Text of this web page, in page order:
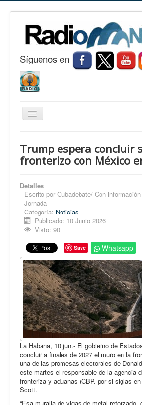
Síguenos en
Cambiar
Nuevitas
Conozca Nuevitas
Fotorreportaje
Opinión
Medio Ambiente
Ciencia, tecnología y curiosidades
Francés
Inglés
Desempolvando la historia
Trump espera concluir
fronterizo con México
Detalles
Escrito por Cubadebate/ Con
Jornada
Categoría: Noticias
Publicado: 10 Junio 2026
Visto: 90
Save Whatsapp
La Habana, 10 jun.- El gobierno de
concluir a finales de 2027 el muro en la
una de las promesas electorales de
este martes el responsable de la agencia
fronteriza y aduanas (CBP, por si siglas
Scott.
“Esa muralla de vigas de metal reforzado,